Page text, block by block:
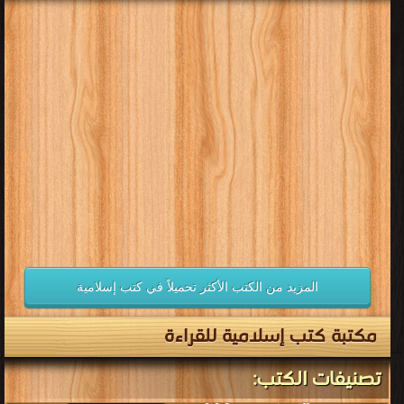
قراءة و تحميل كتب في كتب قضايا الإصلاح مجانا
[ 155 كتاب/كتب ]
إعلان: